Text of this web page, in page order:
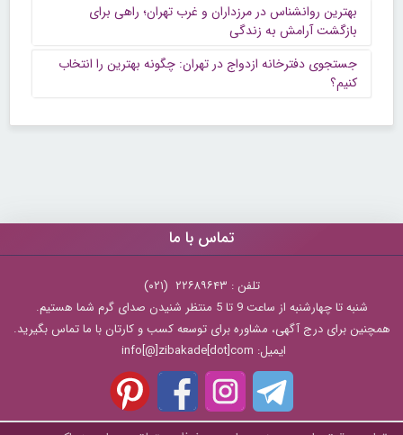
بهترین روانشناس در مرزداران و غرب تهران؛ راهی برای
بازگشت آرامش به زندگی
جستجوی دفترخانه ازدواج در تهران: چگونه بهترین را انتخاب
کنیم؟
تماس با ما
تلفن : ۲۲۶۸۹۶۴۳ (۰۲۱)
شنبه تا چهارشنبه از ساعت 9 تا 5 منتظر شنیدن صدای گرم شما هستیم.
همچنین برای درج آگهی، مشاوره برای توسعه کسب و کارتان با ما تماس بگیرید.
ایمیل: info[@]zibakade[dot]com